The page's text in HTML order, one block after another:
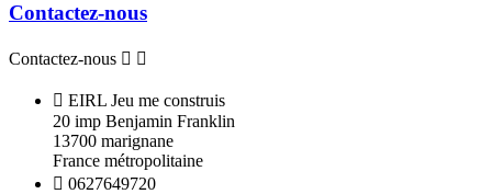
Contactez-nous
Contactez-nous  
 EIRL Jeu me construis
20 imp Benjamin Franklin
13700 marignane
France métropolitaine
 0627649720